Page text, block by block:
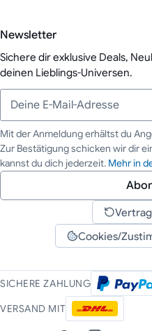
Newsletter
Sichere dir exklusive Deals,
deinen Lieblings-Universen.
Deine E-Mail-Adresse
Mit der Anmeldung erhältst du
Zur Bestätigung schicken wir dir
kannst du dich jederzeit. Mehr in
Cookies/
SICHERE ZAHLUNG
VERSAND MIT